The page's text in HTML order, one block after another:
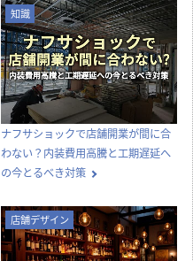
喫茶店らしい内装をつくる、店舗デ
ザインとスタイル選びのコツ